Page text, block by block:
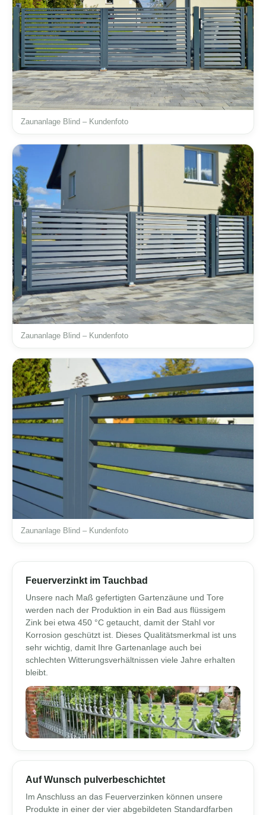
Zaunanlage Blind – Kundenfoto
Zaunanlage Blind – Kundenfoto
Zaunanlage Blind – Kundenfoto
Feuerverzinkt im Tauchbad
Unsere nach Maß gefertigten Gartenzäune und Tore
werden nach der Produktion in ein Bad aus flüssigem
Zink bei etwa 450 °C getaucht, damit der Stahl vor
Korrosion geschützt ist. Dieses Qualitätsmerkmal ist uns
sehr wichtig, damit Ihre Gartenanlage auch bei
schlechten Witterungsverhältnissen viele Jahre erhalten
bleibt.
Auf Wunsch pulverbeschichtet
Im Anschluss an das Feuerverzinken können unsere
Produkte in einer der vier abgebildeten Standardfarben